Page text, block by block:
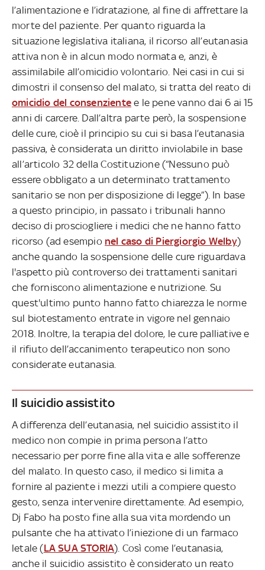
l’alimentazione e l’idratazione, al fine di affrettare la
morte del paziente. Per quanto riguarda la
situazione legislativa italiana, il ricorso all’eutanasia
attiva non è in alcun modo normata e, anzi, è
assimilabile all’omicidio volontario. Nei casi in cui si
dimostri il consenso del malato, si tratta del reato di
omicidio del consenziente e le pene vanno dai 6 ai 15
anni di carcere. Dall’altra parte però, la sospensione
delle cure, cioè il principio su cui si basa l’eutanasia
passiva, è considerata un diritto inviolabile in base
all’articolo 32 della Costituzione (“Nessuno può
essere obbligato a un determinato trattamento
sanitario se non per disposizione di legge”). In base
a questo principio, in passato i tribunali hanno
deciso di prosciogliere i medici che ne hanno fatto
ricorso (ad esempio nel caso di Piergiorgio Welby)
anche quando la sospensione delle cure riguardava
l'aspetto più controverso dei trattamenti sanitari
che forniscono alimentazione e nutrizione. Su
quest'ultimo punto hanno fatto chiarezza le norme
sul biotestamento entrate in vigore nel gennaio
2018. Inoltre, la terapia del dolore, le cure palliative e
il rifiuto dell’accanimento terapeutico non sono
considerate eutanasia.
Il suicidio assistito
A differenza dell’eutanasia, nel suicidio assistito il
medico non compie in prima persona l’atto
necessario per porre fine alla vita e alle sofferenze
del malato. In questo caso, il medico si limita a
fornire al paziente i mezzi utili a compiere questo
gesto, senza intervenire direttamente. Ad esempio,
Dj Fabo ha posto fine alla sua vita mordendo un
pulsante che ha attivato l’iniezione di un farmaco
letale (LA SUA STORIA). Così come l’eutanasia,
anche il suicidio assistito è considerato un reato